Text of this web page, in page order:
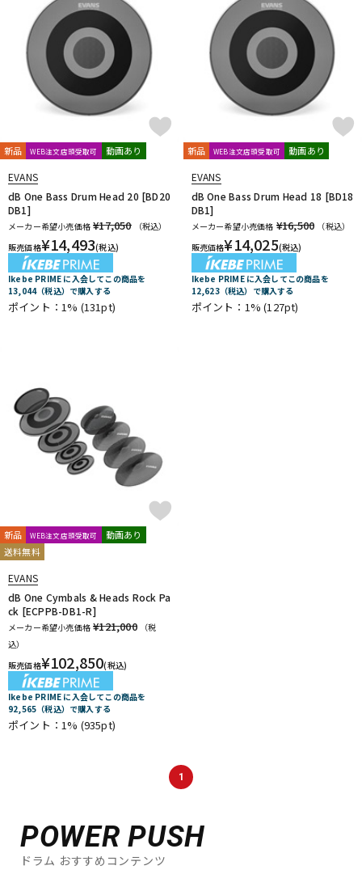
中古 ヴィンテージ
新品 WEB注文店頭受取可 動画あり
EVANS
dB One Bass Drum Head 20 [BD20
DB1]
メーカー希望小売価格 ¥17,050
（税込）
販売価格¥14,493(税込)
Ikebe PRIME に入会してこの商品を
13,044（税込）で購入する
ポイント：1% (131pt)
新品 WEB注文店頭受取可 動画あり
EVANS
dB One Bass Drum Head 18 [BD18
DB1]
メーカー希望小売価格 ¥16,500
（税込）
販売価格¥14,025(税込)
Ikebe PRIME に入会してこの商品を
12,623（税込）で購入する
ポイント：1%(127pt)
新品 WEB注文店頭受取可
動画あり
送料無料
EVANS
dB One Cymbals & Heads Rock Pa
ck [ECPPB-DB1-R]
メーカー希望小売価格 ¥121,000
（税
込）
販売価格¥102,850(税込)
Ikebe PRIME に入会してこの商品を
92,565（税込）で購入する
ポイント：1% (935pt)
1
POWER PUSH
ドラム おすすめコンテンツ